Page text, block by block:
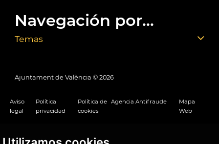
Navegación por...
Temas
Ajuntament de València © 2026
Aviso
legal
Política
privacidad
Política de
cookies
Agencia Antifraude
Mapa
Web